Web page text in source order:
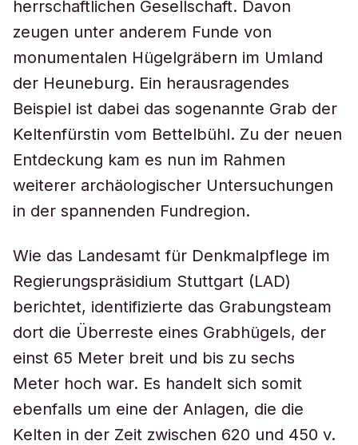
herrschaftlichen Gesellschaft. Davon
zeugen unter anderem Funde von
monumentalen Hügelgräbern im Umland
der Heuneburg. Ein herausragendes
Beispiel ist dabei das sogenannte Grab der
Keltenfürstin vom Bettelbühl. Zu der neuen
Entdeckung kam es nun im Rahmen
weiterer archäologischer Untersuchungen
in der spannenden Fundregion.
Wie das Landesamt für Denkmalpflege im
Regierungspräsidium Stuttgart (LAD)
berichtet, identifizierte das Grabungsteam
dort die Überreste eines Grabhügels, der
einst 65 Meter breit und bis zu sechs
Meter hoch war. Es handelt sich somit
ebenfalls um eine der Anlagen, die die
Kelten in der Zeit zwischen 620 und 450 v.